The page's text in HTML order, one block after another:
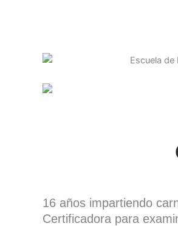
16 años impartiendo
Certificadora para